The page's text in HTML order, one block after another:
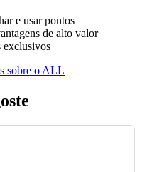
e usar pontos
de alto valor
exclusivos
sobre o ALL